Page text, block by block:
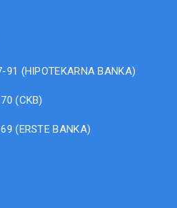
91 (HIPOTEKARNA BANKA)
(CKB)
(ERSTE BANKA)